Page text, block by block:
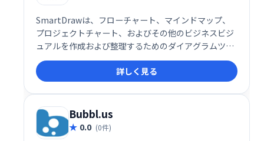
SmartDrawは、フローチャート、マインドマップ、
プロジェクトチャート、およびその他のビジネスビジ
ュアルを作成および整理するためのダイアグラムツー
ルです。このツールは、プロセスを文書化し、計画戦
略とプロジェクトを管理するために、組織や企業が使
用します。
詳しく見る
Bubbl.us
0.0 (0件)